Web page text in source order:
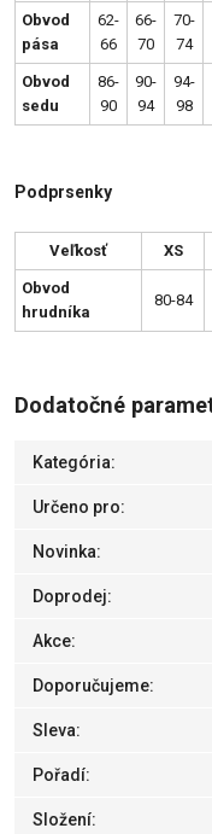
Obvod
pása
62-
66
66-
70
70-
74
Obvod
sedu
86-
90
90-
94
94-
98
Podprsenky
Veľkosť XS
Obvod
hrudníka
80-84
Dodatočné
Kategória:
Určeno pro:
Novinka:
Doprodej:
Akce:
Doporučujeme:
Sleva:
Pořadí:
Složení: